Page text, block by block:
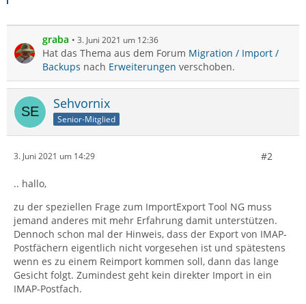
graba 3. Juni 2021 um 12:36
Hat das Thema aus dem Forum Migration / Import /
Backups nach Erweiterungen verschoben.
Sehvornix
Senior-Mitglied
3. Juni 2021 um 14:29 #2
.. hallo,
zu der speziellen Frage zum ImportExport Tool NG muss
jemand anderes mit mehr Erfahrung damit unterstützen.
Dennoch schon mal der Hinweis, dass der Export von IMAP-
Postfächern eigentlich nicht vorgesehen ist und spätestens
wenn es zu einem Reimport kommen soll, dann das lange
Gesicht folgt. Zumindest geht kein direkter Import in ein
IMAP-Postfach.